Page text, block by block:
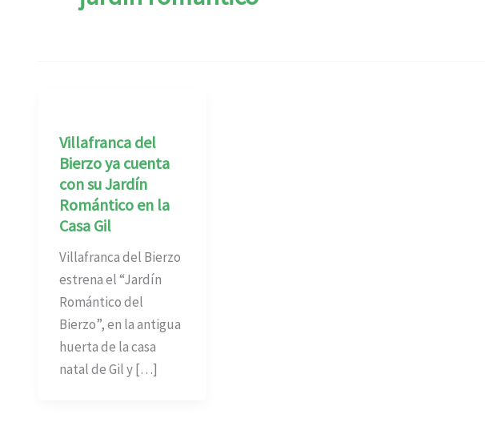
Villafranca del
Bierzo ya cuenta
con su Jardín
Romántico en la
Casa Gil
Villafranca del Bierzo
estrena el “Jardín
Romántico del
Bierzo”, en la antigua
huerta de la casa
natal de Gil y […]